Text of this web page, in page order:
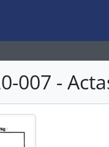
007 -